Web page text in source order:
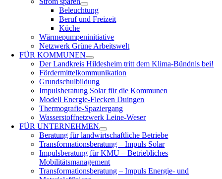
Beleuchtung
Beruf und Freizeit
Küche
Wärmepumpeninitiative
Netzwerk Grüne Arbeitswelt
FÜRKOMMUNEN
Der Landkreis Hildesheim tritt dem Klima-Bündnis bei!
Fördermittelkommunikation
Grundschulbildung
Impulsberatung Solar für die Kommunen
Modell Energie-Flecken Duingen
Thermografie-Spaziergang
Wasserstoffnetzwerk Leine-Weser
FÜRUNTERNEHMEN
Beratung für landwirtschaftliche Betriebe
Transformationsberatung – Impuls Solar
Impulsberatung für KMU – Betriebliches
Mobilitätsmanagement
Transformationsberatung – Impuls Energie- und